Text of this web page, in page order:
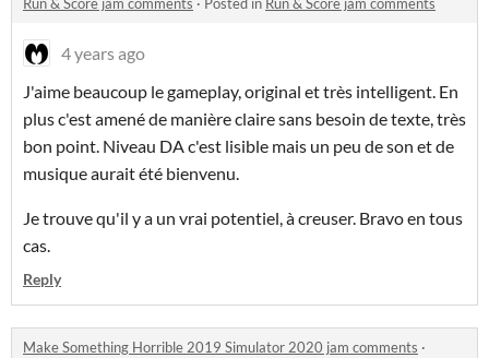
Run & Score jam comments · Posted in Run & Score jam comments
4 years ago
J'aime beaucoup le gameplay, original et très intelligent. En
plus c'est amené de manière claire sans besoin de texte, très
bon point. Niveau DA c'est lisible mais un peu de son et de
musique aurait été bienvenu.
Je trouve qu'il y a un vrai potentiel, à creuser. Bravo en tous
cas.
Reply
Make Something Horrible 2019 Simulator 2020 jam comments ·